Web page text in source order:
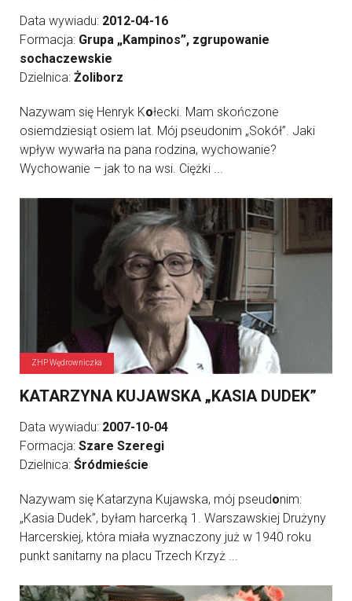
Data wywiadu: 2012-04-16
Formacja: Grupa „Kampinos”, zgrupowanie
sochaczewskie
Dzielnica: Żoliborz
Nazywam się Henryk Kołecki. Mam skończone
osiemdziesiąt osiem lat. Mój pseudonim „Sokół”. Jaki
wpływ wywarła na pana rodzina, wychowanie?
Wychowanie – jak to na wsi. Ciężki ...
ZHP Wędrowniczka
KATARZYNA KUJAWSKA „KASIA DUDEK”
Data wywiadu: 2007-10-04
Formacja: Szare Szeregi
Dzielnica: Śródmieście
Nazywam się Katarzyna Kujawska, mój pseudonim:
„Kasia Dudek”, byłam harcerką 1. Warszawskiej Drużyny
Harcerskiej, która miała wyznaczony już w 1940 roku
punkt sanitarny na placu Trzech Krzyż ...